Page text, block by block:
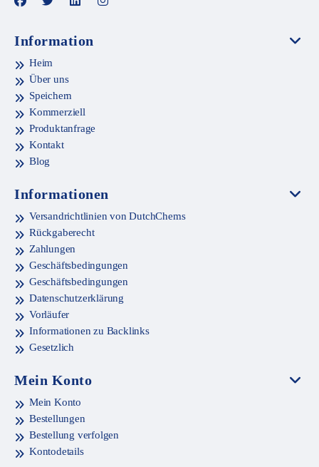
Information
Heim
Über uns
Speichern
Kommerziell
Produktanfrage
Kontakt
Blog
Informationen
Versandrichtlinien von DutchChems
Rückgaberecht
Zahlungen
Geschäftsbedingungen
Geschäftsbedingungen
Datenschutzerklärung
Vorläufer
Informationen zu Backlinks
Gesetzlich
Mein Konto
Mein Konto
Bestellungen
Bestellung verfolgen
Kontodetails